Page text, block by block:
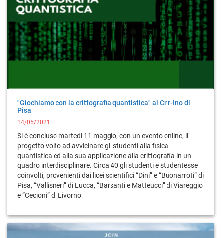
"Giochiamo con la crittografia quantistica" al Cnr-Ino di
Pisa
14/05/2021
Si è concluso martedì 11 maggio, con un evento online, il
progetto volto ad avvicinare gli studenti alla fisica
quantistica ed alla sua applicazione alla crittografia in un
quadro interdisciplinare. Circa 40 gli studenti e studentesse
coinvolti, provenienti dai licei scientifici “Dini” e “Buonarroti” di
Pisa, “Vallisneri” di Lucca, “Barsanti e Matteucci” di Viareggio
e “Cecioni” di Livorno